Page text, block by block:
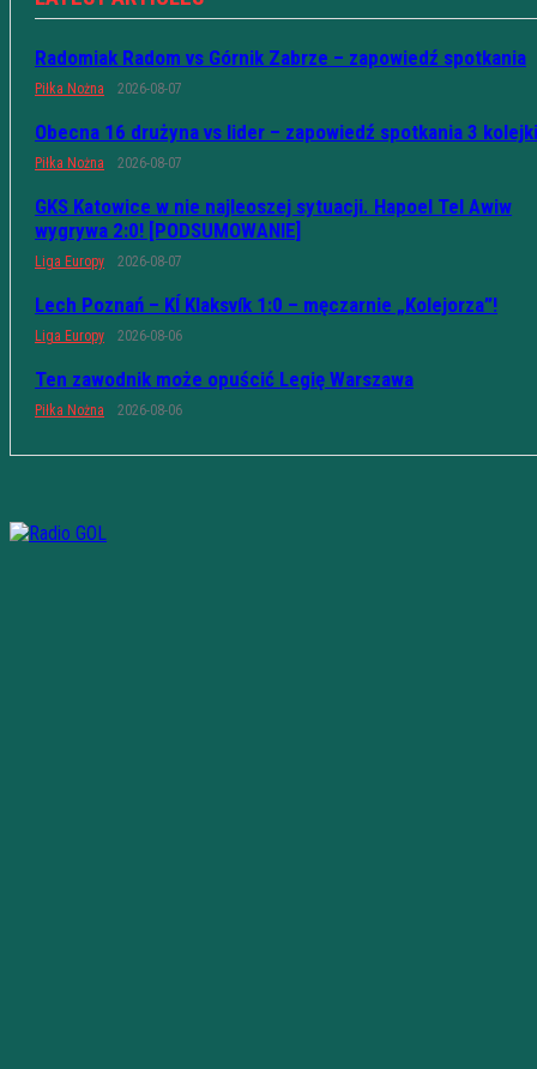
Radomiak Radom vs Górnik Zabrze – zapowiedź spotkania
Piłka Nożna 2026-08-07
Obecna 16 drużyna vs lider – zapowiedź spotkania 3 kolejki
Piłka Nożna 2026-08-07
GKS Katowice w nie najleoszej sytuacji. Hapoel Tel Awiw
wygrywa 2:0! [PODSUMOWANIE]
Liga Europy 2026-08-07
Lech Poznań – KÍ Klaksvík 1:0 – męczarnie „Kolejorza”!
Liga Europy 2026-08-06
Ten zawodnik może opuścić Legię Warszawa
Piłka Nożna 2026-08-06